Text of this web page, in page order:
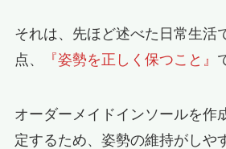
それは、先ほど述べた日常生活
点、
『姿勢を正しく保つこと』
オーダーメイドインソールを作
定するため、姿勢の維持がしや